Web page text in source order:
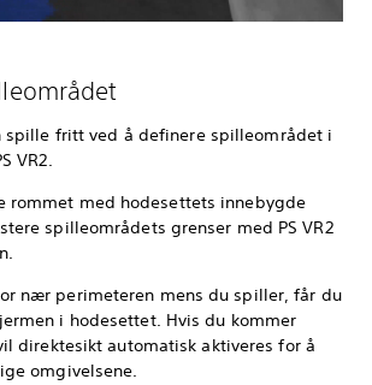
spille fritt ved å definere spilleområdet i
VR2.
rommet med hodesettets innebygde
spilleområdets grenser med PS VR2
nær perimeteren mens du spiller, får du
i hodesettet. Hvis du kommer
direktesikt automatisk aktiveres for å
omgivelsene.